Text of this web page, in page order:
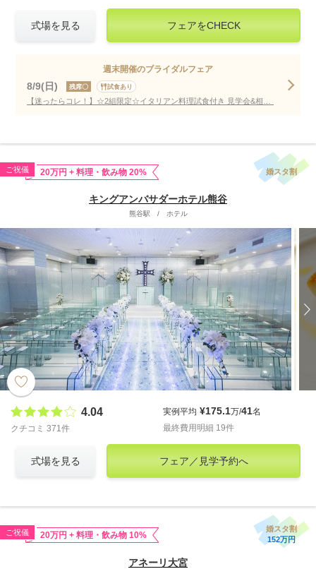
式場を見る フェアをCHECK
週末開催のブライダルフェア
8/9(日) 残席〇 試食あり
ご祝儀 20万円 + 料理・飲み物 20% 婚スタ割
キングアンバサダーホテル熊谷
熊谷駅 / ホテル
4.04
クチコミ 371件
実例平均 ¥175.1万/41名
最終費用明細 19件
式場を見る フェア／見学予約へ
ご祝儀 20万円 + 料理・飲み物 10%
婚スタ割
152万円
アネーリ大宮